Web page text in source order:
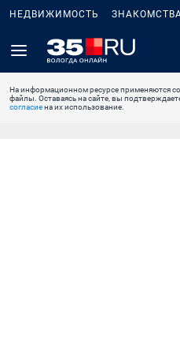
НЕДВИЖИМОСТЬ
На информационном ресурсе применяются
файлы. Оставаясь на сайте, вы
согласиена их использование.